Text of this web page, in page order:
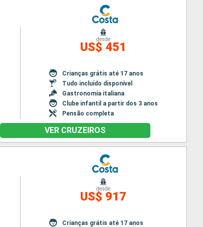
desde
US$ 451
Crianças grátis até 17 anos
Tudo incluído disponível
Gastronomia italiana
Clube infantil a partir dos 3 anos
Pensão completa
VER CRUZEIROS
desde
US$ 917
Crianças grátis até 17 anos